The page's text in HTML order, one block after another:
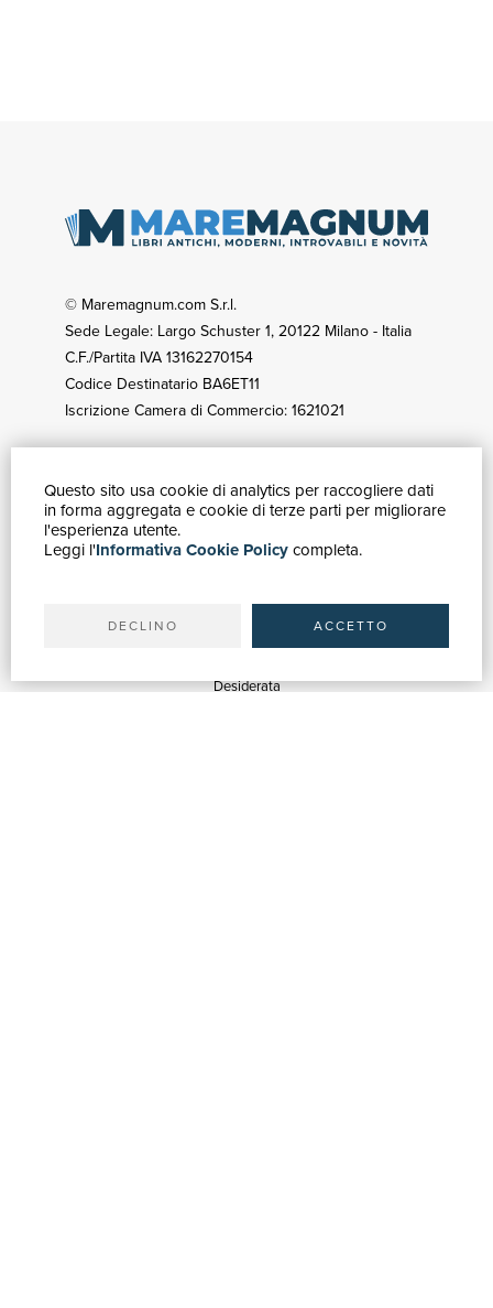
Questo sito usa cookie di analytics per raccogliere dati
in forma aggregata e cookie di terze parti per migliorare
l'esperienza utente.
Leggi l'Informativa Cookie Policycompleta.
DECLINO ACCETTO
© Maremagnum.com S.r.l.
Sede Legale: Largo Schuster 1, 20122 Milano - Italia
C.F./Partita IVA 13162270154
Codice Destinatario BA6ET11
Iscrizione Camera di Commercio: 1621021
GUIDA ACQUISTI
Catalogo
Ricerca avanzata
Spedizioni
Desiderata